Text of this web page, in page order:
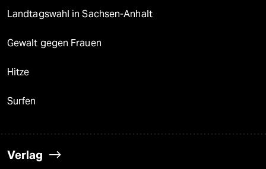
Landtagswahl in Sachsen-Anhalt
Gewalt gegen Frauen
Hitze
Surfen
Verlag